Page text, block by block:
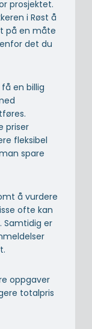
prosjektet.
i Røst å
på en måte
det du
en billig
priser
fleksibel
spare
å vurdere
ofte kan
Samtidig er
oppgaver
totalpris